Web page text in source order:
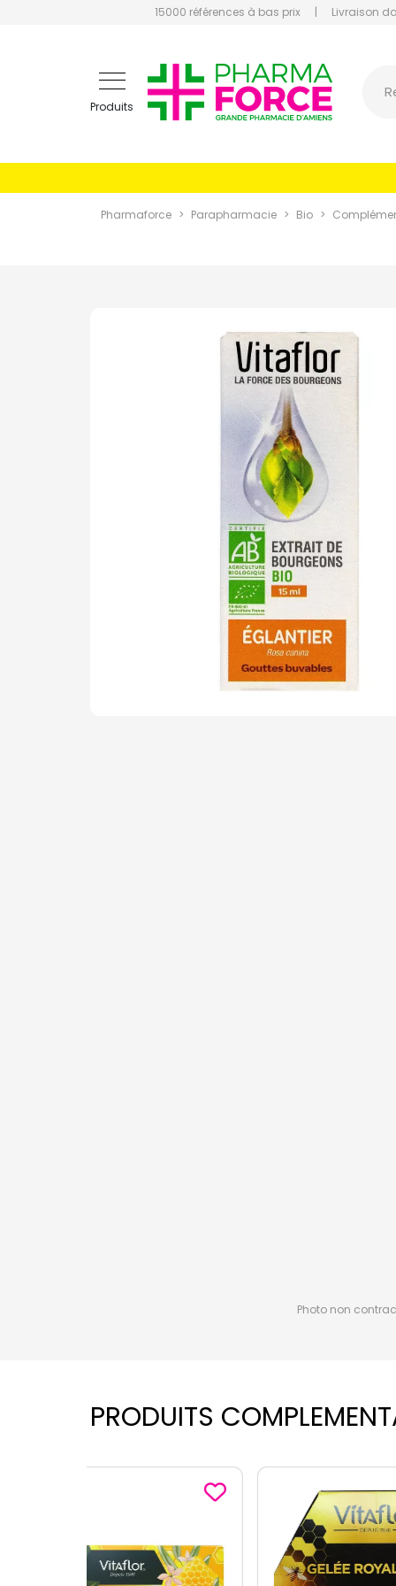
15000 références à bas prix | Livraison
Produits
Pharmaforce Parapharmacie Bio
Photo non
PRODUITS